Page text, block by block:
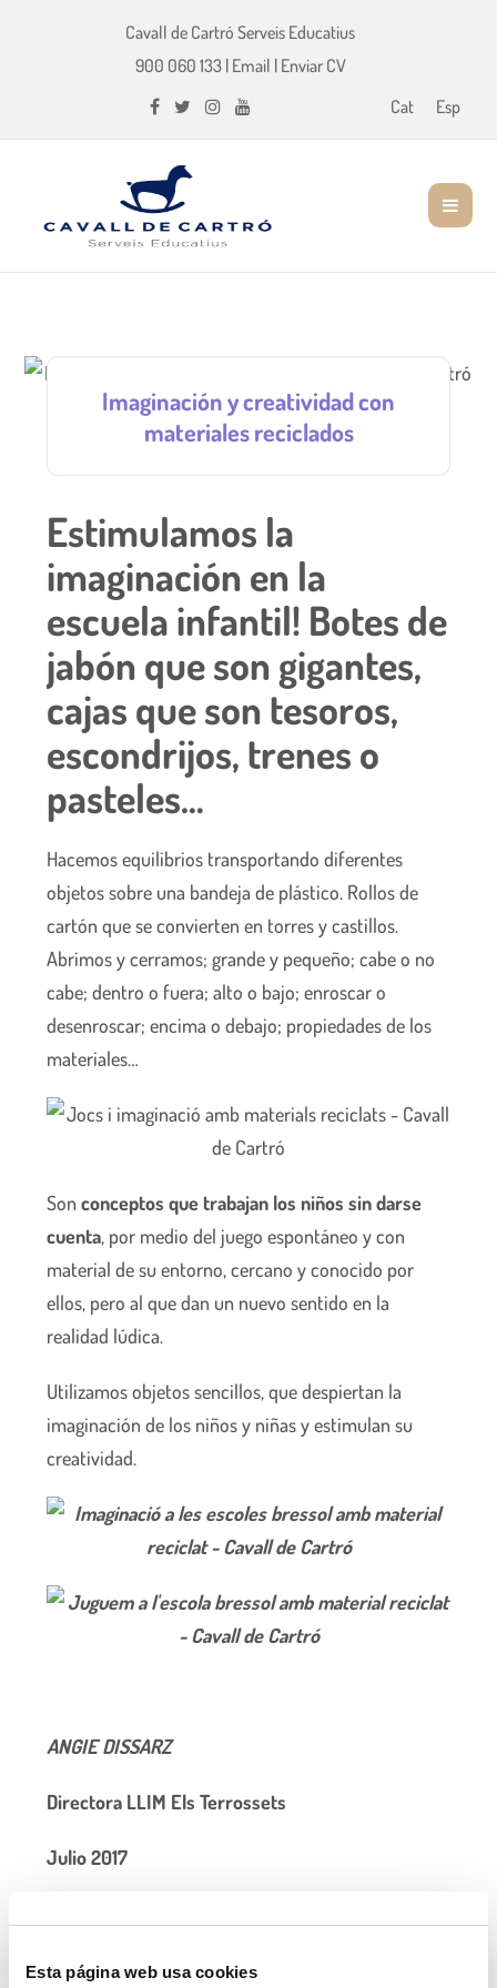
Esta página web usa cookies
Cavall de Cartró Serveis Educatius
900 060 133| Email | Enviar CV
Cat
Esp
Imaginación y creatividad con
materiales reciclados
Estimulamos la
imaginación en la
escuela infantil! Botes de
jabón que son gigantes,
cajas que son tesoros,
escondrijos, trenes o
pasteles…
Hacemos equilibrios transportando diferentes
objetos sobre una bandeja de plástico. Rollos de
cartón que se convierten en torres y castillos.
Abrimos y cerramos; grande y pequeño; cabe o no
cabe; dentro o fuera; alto o bajo; enroscar o
desenroscar; encima o debajo; propiedades de los
materiales…
Sonconceptos que trabajan los niños sin darse
cuenta, por medio del juego espontáneo y con
material de su entorno, cercano y conocido por
ellos, pero al que dan un nuevo sentido en la
realidad lúdica.
Utilizamos objetos sencillos, que despiertan la
imaginación de los niños y niñas y estimulan su
creatividad.
ANGIE DISSARZ
Directora LLIM Els Terrossets
Julio 2017